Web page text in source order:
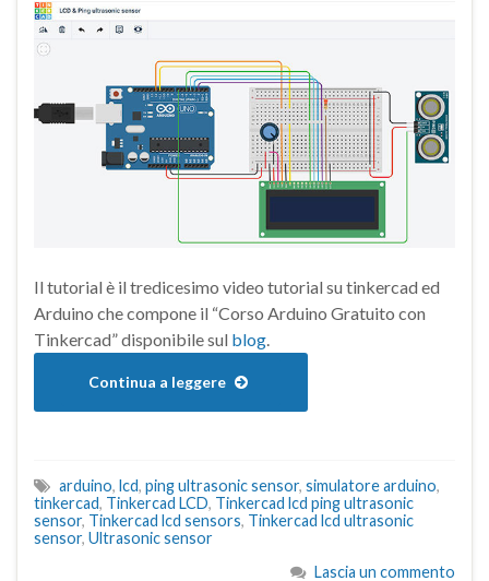
Il tutorial è il tredicesimo video tutorial su tinkercad ed
Arduino che compone il “Corso Arduino Gratuito con
Tinkercad” disponibile sul blog.
Continua a leggere
arduino, lcd, ping ultrasonic sensor, simulatore arduino,
tinkercad, Tinkercad LCD, Tinkercad lcd ping ultrasonic
sensor, Tinkercad lcd sensors, Tinkercad lcd ultrasonic
sensor, Ultrasonic sensor
Lascia un commento